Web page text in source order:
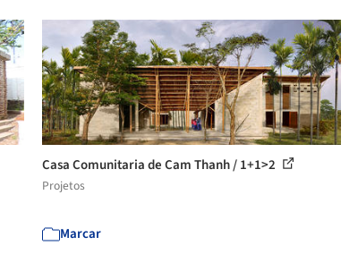
Casa Comunitaria de Cam Thanh / 1+1>2
Projetos
Marcar